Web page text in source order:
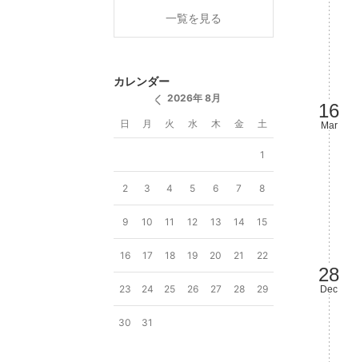
16
Mar
28
Dec
一覧を見る
カレンダー
2026年 8月
日 月 火 水 木 金 土
1
2 3 4 5 6 7 8
9 10 11 12 13 14 15
16 17 18 19 20 21 22
23 24 25 26 27 28 29
30 31